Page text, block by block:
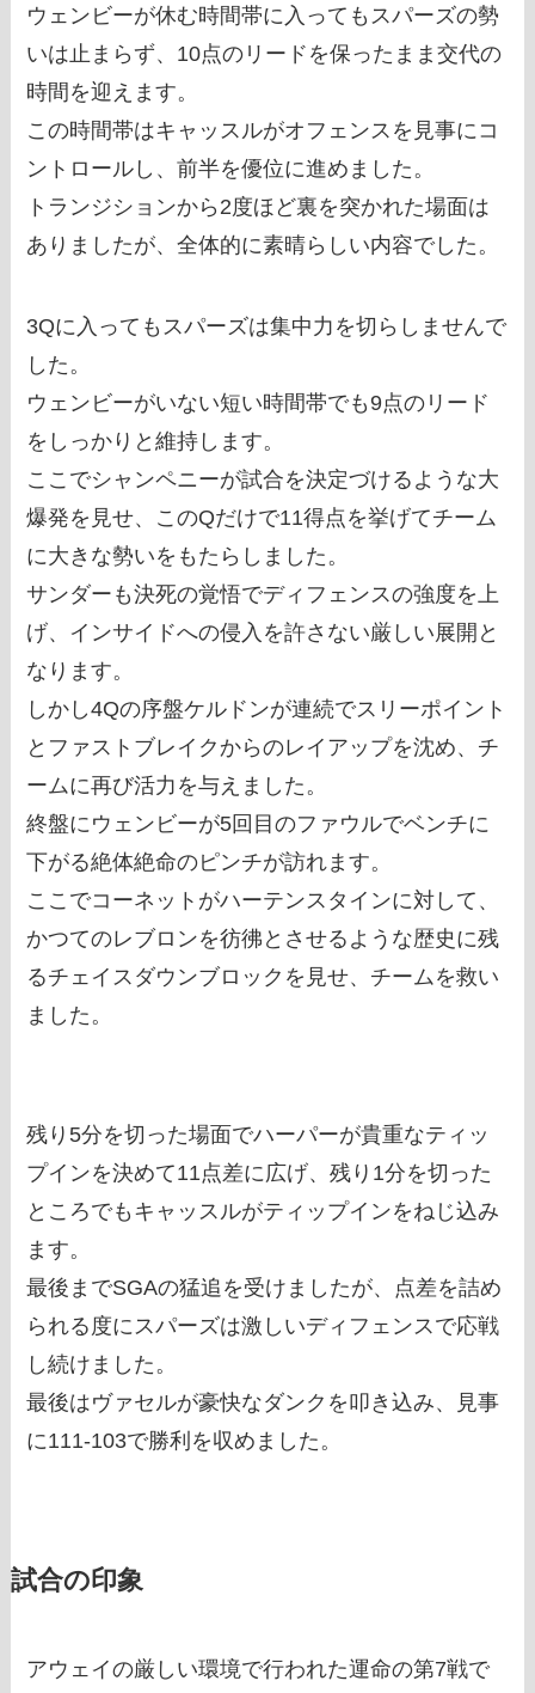
ウェンビーが休む時間帯に入ってもスパーズの勢
いは止まらず、10点のリードを保ったまま交代の
時間を迎えます。
この時間帯はキャッスルがオフェンスを見事にコ
ントロールし、前半を優位に進めました。
トランジションから2度ほど裏を突かれた場面は
ありましたが、全体的に素晴らしい内容でした。
3Qに入ってもスパーズは集中力を切らしませんで
した。
ウェンビーがいない短い時間帯でも9点のリード
をしっかりと維持します。
ここでシャンペニーが試合を決定づけるような大
爆発を見せ、このQだけで11得点を挙げてチーム
に大きな勢いをもたらしました。
サンダーも決死の覚悟でディフェンスの強度を上
げ、インサイドへの侵入を許さない厳しい展開と
なります。
しかし4Qの序盤ケルドンが連続でスリーポイント
とファストブレイクからのレイアップを沈め、チ
ームに再び活力を与えました。
終盤にウェンビーが5回目のファウルでベンチに
下がる絶体絶命のピンチが訪れます。
ここでコーネットがハーテンスタインに対して、
かつてのレブロンを彷彿とさせるような歴史に残
るチェイスダウンブロックを見せ、チームを救い
ました。
残り5分を切った場面でハーパーが貴重なティッ
プインを決めて11点差に広げ、残り1分を切った
ところでもキャッスルがティップインをねじ込み
ます。
最後までSGAの猛追を受けましたが、点差を詰め
られる度にスパーズは激しいディフェンスで応戦
し続けました。
最後はヴァセルが豪快なダンクを叩き込み、見事
に111-103で勝利を収めました。
試合の印象
アウェイの厳しい環境で行われた運命の第7戦で